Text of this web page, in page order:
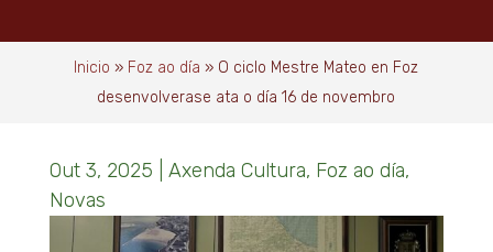
Inicio » Foz ao día » O ciclo Mestre Mateo en Foz
desenvolverase ata o día 16 de novembro
Out 3, 2025 Axenda Cultura, Foz ao día,
Novas